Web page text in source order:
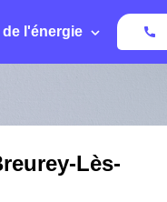
de l'énergie